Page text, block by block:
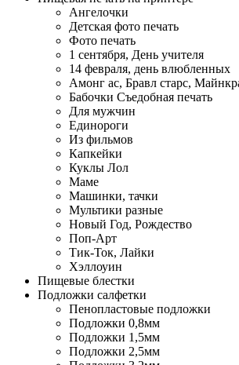
Ангелочки
Детская фото печать
Фото печать
1 сентября, День учителя
14 февраля, день влюбленных
Амонг ас, Бравл старс,
Бабочки Съедобная печать
Для мужчин
Единороги
Из фильмов
Капкейки
Куклы Лол
Маме
Машинки, тачки
Мультики разные
Новый Год, Рождество
Поп-Арт
Тик-Ток, Лайки
Хэллоуин
Пищевые блестки
Подложки салфетки
Пенопластовые подложки
Подложки 0,8мм
Подложки 1,5мм
Подложки 2,5мм